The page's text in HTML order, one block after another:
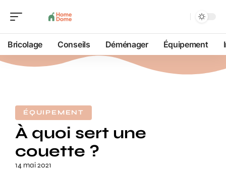
Bricolage Conseils Déménager Équipement
ÉQUIPEMENT
À quoi sert une
couette ?
14 mai 2021